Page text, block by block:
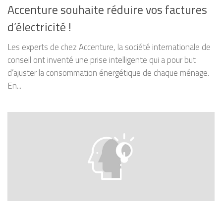
Accenture souhaite réduire vos factures
d’électricité !
Les experts de chez Accenture, la société internationale de
conseil ont inventé une prise intelligente qui a pour but
d’ajuster la consommation énergétique de chaque ménage.
En...